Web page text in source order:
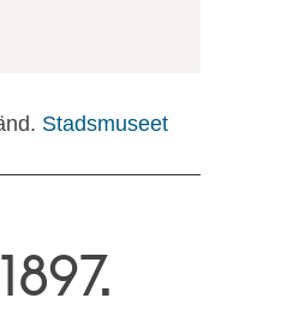
Stadsmuseet